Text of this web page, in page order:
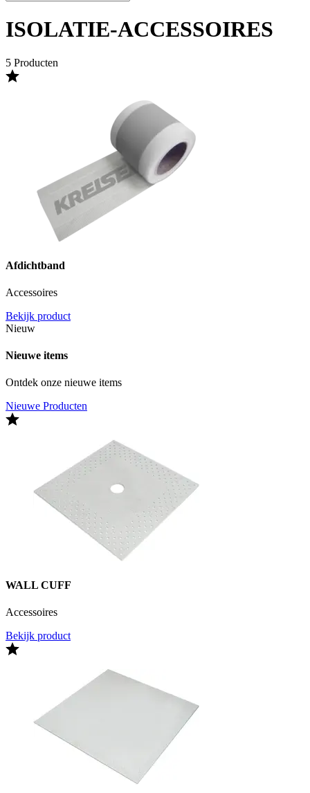
ISOLATIE-ACCESSOIRES
5 Producten
Afdichtband
Accessoires
Bekijk product
Nieuw
Nieuwe items
Ontdek onze nieuwe items
Nieuwe Producten
WALL CUFF
Accessoires
Bekijk product